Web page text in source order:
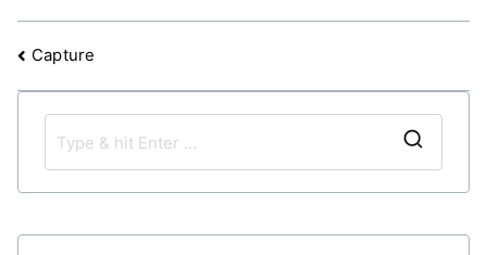
文
章
Capture
e
a